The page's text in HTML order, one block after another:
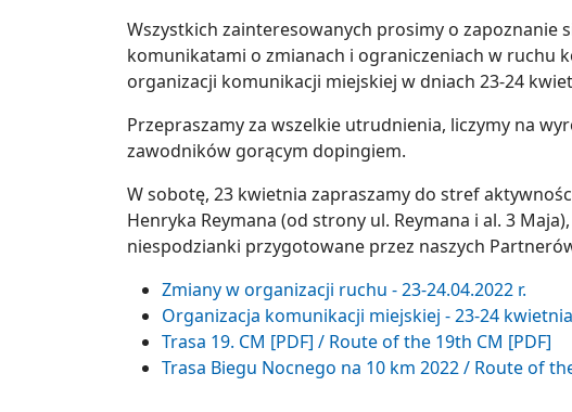
Wszystkich zainteresowanych prosimy o zapoznanie
komunikatami o zmianach i ograniczeniach w ruchu
organizacji komunikacji miejskiej w dniach 23-24
Przepraszamy za wszelkie utrudnienia, liczymy na
zawodników gorącym dopingiem.
W sobotę, 23 kwietnia zapraszamy do stref
Henryka Reymana (od strony ul. Reymana i al. 3
niespodzianki przygotowane przez naszych
Zmiany w organizacji ruchu - 23-24.04.2022 r.
Organizacja komunikacji miejskiej - 23-24
Trasa 19. CM [PDF] / Route of the 19th CM [PDF]
Trasa Biegu Nocnego na 10 km 2022 / Route of